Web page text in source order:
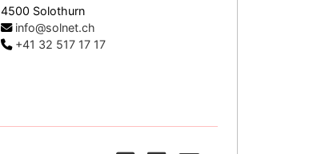
4500 Solothurn
info@solnet.ch
+41 32 517 17 17